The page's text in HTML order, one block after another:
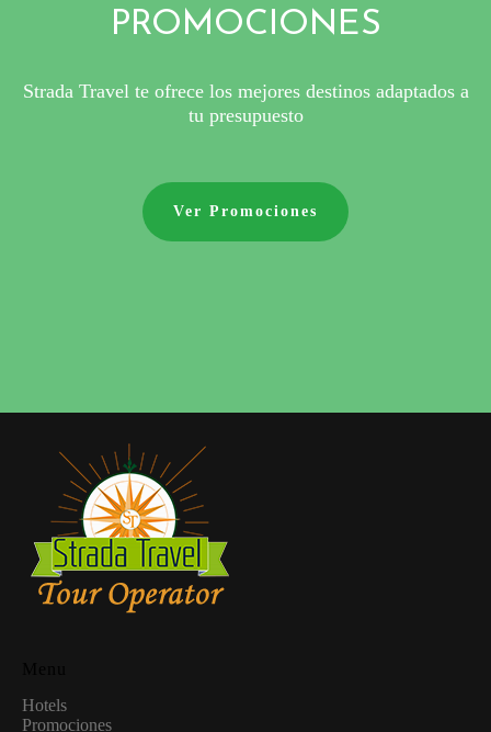
PROMOCIONES
Strada Travel te ofrece los mejores destinos adaptados a
tu presupuesto
Ver Promociones
Hotels
Promociones